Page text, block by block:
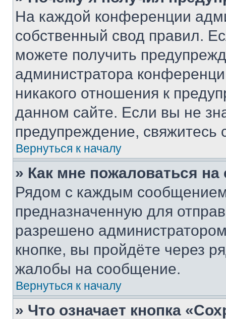
На каждой конференции
собственный свод правил.
можете получить
администратора
никакого отношения к
данном сайте. Если вы не
предупреждение,
Вернуться к началу
» Как мне пожаловаться
Рядом с каждым сообщением
предназначенную для
разрешено
кнопке, вы пройдёте через
жалобы на сообщение.
Вернуться к началу
» Что означает кнопка